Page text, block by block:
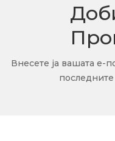
Внесете ја вашата е-